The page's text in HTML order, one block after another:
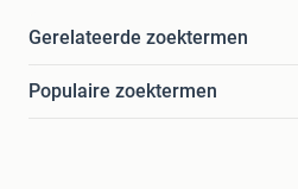
Gerelateerde zoektermen
Populaire zoektermen